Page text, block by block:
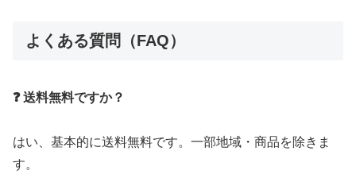
よくある質問（FAQ）
❓ 送料無料ですか？
はい、基本的に送料無料です。一部地域・商品を除きま
す。